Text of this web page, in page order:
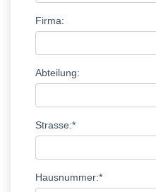
Firma:
Abteilung:
Strasse:*
Hausnummer:*